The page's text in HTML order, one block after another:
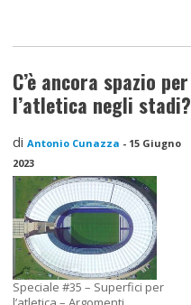
C’è ancora spazio per
l’atletica negli stadi?
diAntonio Cunazza - 15 Giugno
2023
Speciale #35 – Superfici per